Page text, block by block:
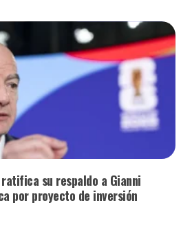
su respaldo a Gianni
por proyecto de inversión